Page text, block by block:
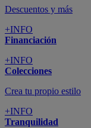
Descuentos y más
+INFO
Financiación
+INFO
Colecciones
Crea tu propio estilo
+INFO
Tranquilidad